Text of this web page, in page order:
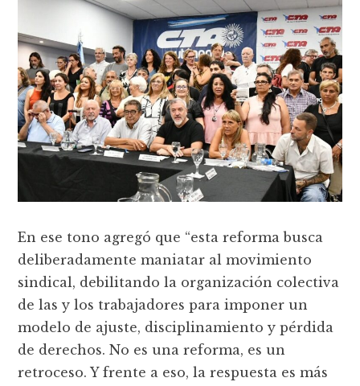
En ese tono agregó que “esta reforma busca
deliberadamente maniatar al movimiento
sindical, debilitando la organización colectiva
de las y los trabajadores para imponer un
modelo de ajuste, disciplinamiento y pérdida
de derechos. No es una reforma, es un
retroceso. Y frente a eso, la respuesta es más